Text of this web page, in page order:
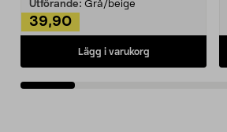
Utförande: Grå/beige
39,90
Lägg i varukorg